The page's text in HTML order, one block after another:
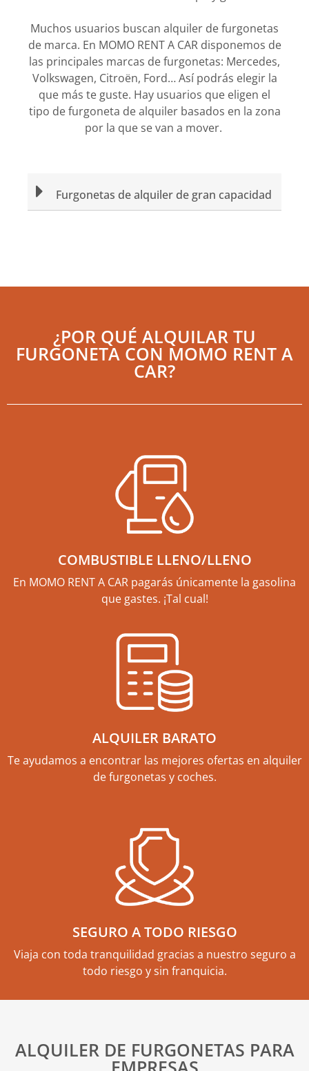
Muchos usuarios buscan alquiler de furgonetas
de marca. En MOMO RENT A CAR disponemos de
las principales marcas de furgonetas: Mercedes,
Volkswagen, Citroën, Ford… Así podrás elegir la
que más te guste. Hay usuarios que eligen el
tipo de furgoneta de alquiler basados en la zona
por la que se van a mover.
Furgonetas de alquiler de gran capacidad
¿POR QUÉ ALQUILAR TU
FURGONETA CON MOMO RENT A
CAR?
COMBUSTIBLE LLENO/LLENO
En MOMO RENT A CAR pagarás únicamente la gasolina
que gastes. ¡Tal cual!
ALQUILER BARATO
Te ayudamos a encontrar las mejores ofertas en alquiler
de furgonetas y coches.
SEGURO A TODO RIESGO
Viaja con toda tranquilidad gracias a nuestro seguro a
todo riesgo y sin franquicia.
ALQUILER DE FURGONETAS PARA